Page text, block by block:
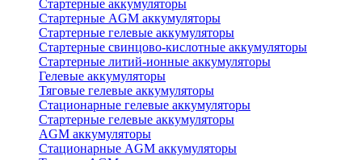
Стартерные аккумуляторы
Стартерные AGM аккумуляторы
Стартерные гелевые аккумуляторы
Стартерные свинцово-кислотные аккумуляторы
Стартерные литий-ионные аккумуляторы
Гелевые аккумуляторы
Тяговые гелевые аккумуляторы
Стационарные гелевые аккумуляторы
Стартерные гелевые аккумуляторы
AGM аккумуляторы
Стационарные AGM аккумуляторы